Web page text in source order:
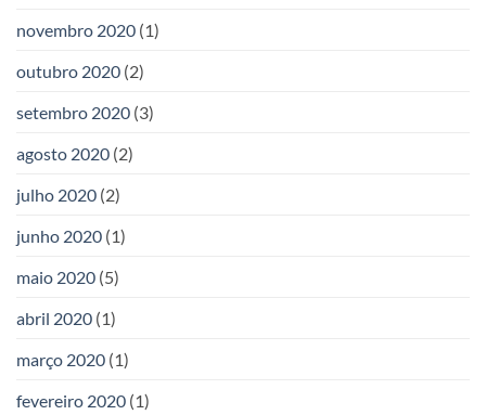
novembro 2020 (1)
outubro 2020 (2)
setembro 2020 (3)
agosto 2020 (2)
julho 2020 (2)
junho 2020 (1)
maio 2020 (5)
abril 2020 (1)
março 2020 (1)
fevereiro 2020 (1)